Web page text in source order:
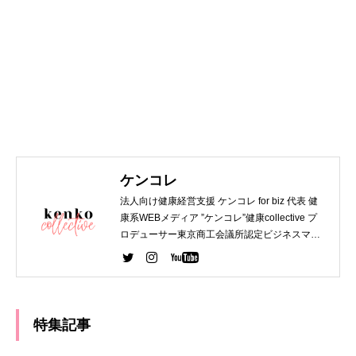
ケンコレ
法人向け健康経営支援 ケンコレ for biz 代表 健
康系WEBメディア ”ケンコレ”健康collective プ
ロデューサー東京商工会議所認定ビジネスマネ
ジャー 第一種衛生管理者 WEBデザイナー関西
特集記事